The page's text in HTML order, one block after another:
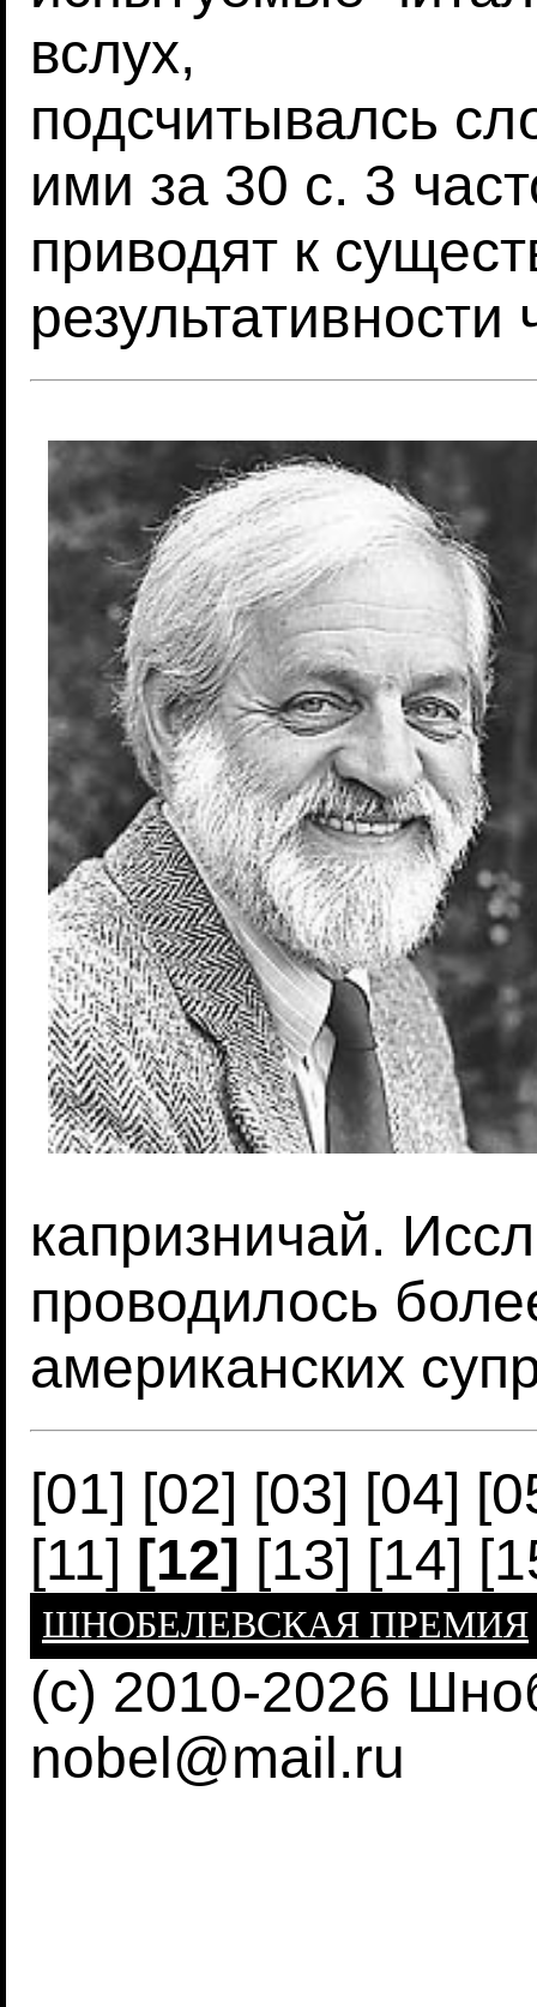
вслух,
подсчитывалсь
ими за 30 с. 3
приводят к
капризничай.
проводилось
американских
[01] [02] [03] [04]
[11] [12] [13] [14]
ШНОБЕЛЕВСКАЯ ПРЕМИЯ
(c) 2010-2026
nobel@mail.ru